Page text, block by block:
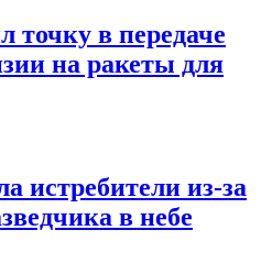
точку в передаче
на ракеты для
истребители из-за
в небе